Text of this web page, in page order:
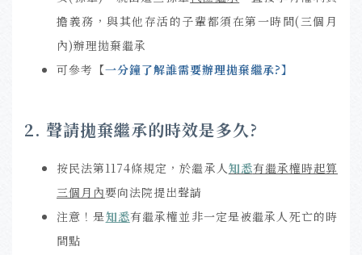
擔義務，與其他存活的子輩都須在第一時間(三個月
內)辦理拋棄繼承
可參考【一分鐘了解誰需要辦理拋棄繼承?】
2. 聲請拋棄繼承的時效是多久?
按民法第1174條規定，於繼承人 知悉有繼承權時起算
三個月內要向法院提出聲請
注意！是知悉有繼承權並非一定是被繼承人死亡的時
間點